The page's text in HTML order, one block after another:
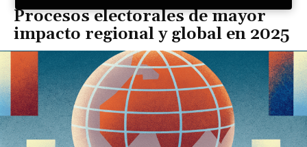
Procesos electorales de mayor
impacto regional y global en 2025